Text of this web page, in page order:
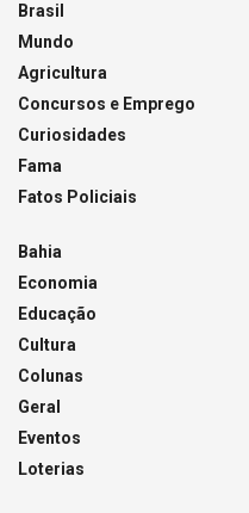
Brasil
Mundo
Agricultura
Concursos e Emprego
Curiosidades
Fama
Fatos Policiais
Bahia
Economia
Educação
Cultura
Colunas
Geral
Eventos
Loterias